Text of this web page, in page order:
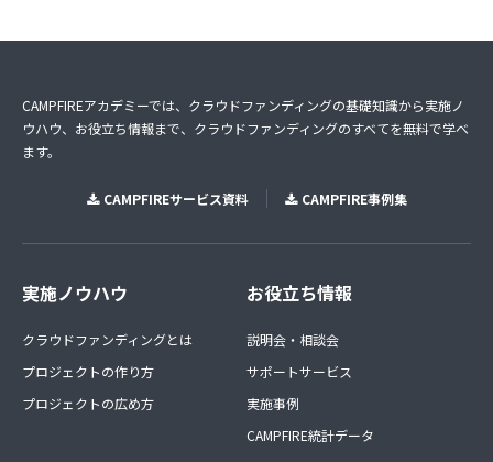
CAMPFIREアカデミーでは、クラウドファンディングの基礎知識から実施ノ
ウハウ、お役立ち情報まで、クラウドファンディングのすべてを無料で学べ
ます。
CAMPFIREサービス資料 CAMPFIRE事例集
実施ノウハウ
クラウドファンディングとは
プロジェクトの作り方
プロジェクトの広め方
お役立ち情報
説明会・相談会
サポートサービス
実施事例
CAMPFIRE統計データ